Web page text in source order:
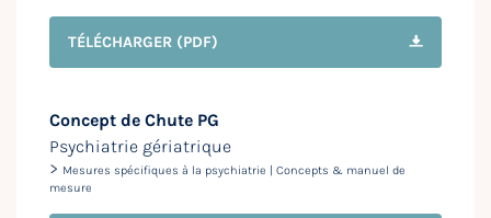
TÉLÉCHARGER (PDF)
Concept de Chute PG
Psychiatrie gériatrique
> Mesures spécifiques à la psychiatrie | Concepts & manuel de
mesure